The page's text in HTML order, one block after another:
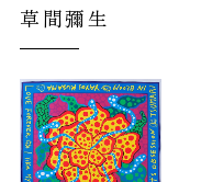
草間彌生